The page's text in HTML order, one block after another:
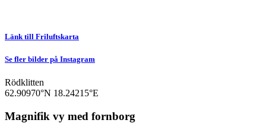
Länk till Friluftskarta
Se fler bilder på Instagram
Rödklitten
62.90970°N 18.24215°E
Magnifik vy med fornborg